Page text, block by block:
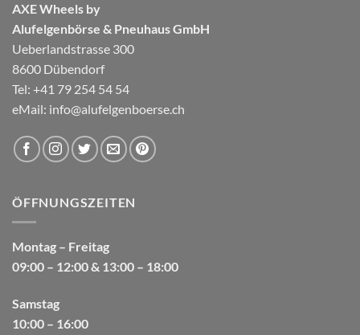
AXE Wheels by
Alufelgenbörse & Pneuhaus GmbH
Ueberlandstrasse 300
8600 Dübendorf
Tel: +41 79 254 54 54
eMail: info@alufelgenboerse.ch
ÖFFNUNGSZEITEN
Montag – Freitag
09:00 – 12:00 & 13:00 – 18:00
Samstag
10:00 – 16:00